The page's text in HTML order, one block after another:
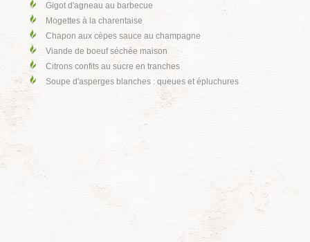
Gigot d'agneau au barbecue
Mogettes à la charentaise
Chapon aux cèpes sauce au champagne
Viande de boeuf séchée maison
Citrons confits au sucre en tranches
Soupe d'asperges blanches : queues et épluchures